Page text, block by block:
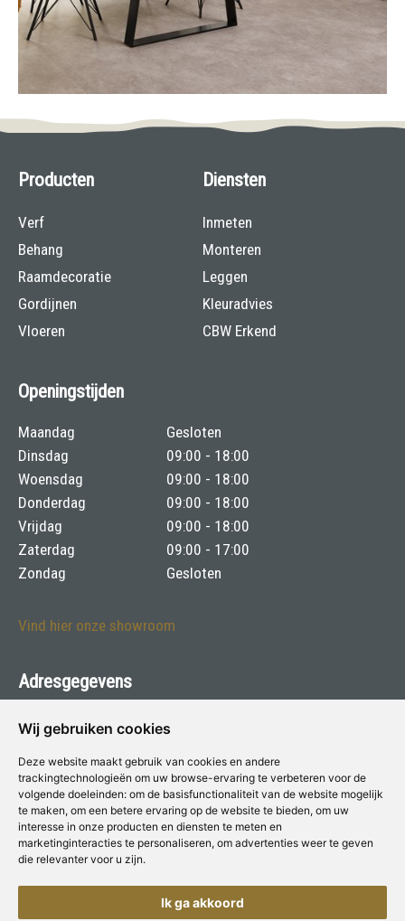
Wij gebruiken cookies
Deze website maakt gebruik van cookies en andere
trackingtechnologieën om uw browse-ervaring te verbeteren voor de
volgende doeleinden: om de basisfunctionaliteit van de website mogelijk
te maken, om een betere ervaring op de website te bieden, om uw
interesse in onze producten en diensten te meten en
marketinginteracties te personaliseren, om advertenties weer te geven
die relevanter voor u zijn.
Ik ga akkoord
Producten
Verf
Behang
Raamdecoratie
Gordijnen
Vloeren
Diensten
Inmeten
Monteren
Leggen
Kleuradvies
CBW Erkend
Openingstijden
Maandag
Gesloten
Dinsdag
09:00 - 18:00
Woensdag
09:00 - 18:00
Donderdag
09:00 - 18:00
Vrijdag
09:00 - 18:00
Zaterdag
09:00 - 17:00
Zondag
Gesloten
Vind hier onze showroom
Adresgegevens
Philips voor Verf & Wonen
Telefoon:0495-533643
E-mail:info@harryphilips.nl